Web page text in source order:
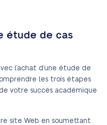
étude de cas
l’achat d’une étude de
les trois étapes
votre succès académique
site Web en soumettant